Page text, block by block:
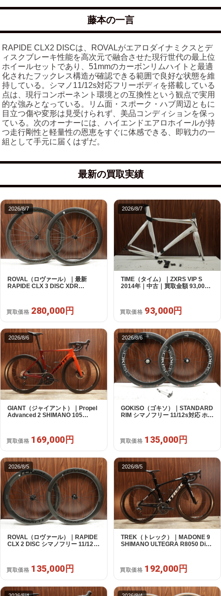
藤本の一言
RAPIDE CLX2 DISCは、ROVALがエアロダイナミクスとデ
ィスクブレーキ性能を高次元で融合させた現行世代の最上位
ホイールセットであり、51mmのカーボンリムハイトと最適
化されたフックレス構造が確認できる範囲で良好な状態を維
持している。シマノ11/12s対応フリーボディを搭載している
点は、現行コンポーネント環境との互換性という観点で実用
的な強みとなっている。リム面・スポーク・ハブ周辺ともに
目立つ傷や変形は見受けられず、美品コンディションを保っ
ている。次のオーナーには、ハイエンドエアロホイールが持
つ走行剛性と軽量性の恩恵をすぐに体感できる、即戦力の一
組として手元に届くはずだ。
最新の買取実績
2026/8/7
ROVAL（ロヴァール）｜最新
RAPIDE CLX 3 DISC XDR
買取価格 280,000円
2026/8/7
TIME（タイム）｜ZXRS VIP S
2014年｜中古｜買取金額 93,000
買取価格 93,000円
2026/8/6
GIANT（ジャイアント）｜Propel
Advanced 2 SHIMANO 105
買取価格 169,000円
2026/8/6
GOKISO（ゴキソ）｜STANDARD
RIM シマノフリー 11/12s対応 ホイ
買取価格 135,000円
2026/8/5
ROVAL（ロヴァール）｜RAPIDE
CLX 2 DISC シマノフリー 11/12s
買取価格 135,000円
2026/8/5
TREK（トレック）｜MADONE 9
SHIMANO ULTEGRA R8050 Di2
買取価格 192,000円